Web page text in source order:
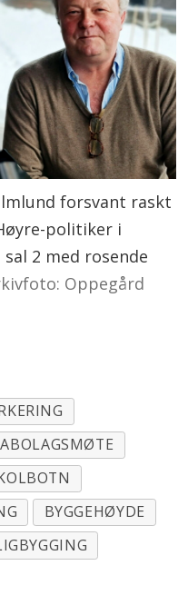
forsvant raskt
politiker i
2 med rosende
Oppegård
BYGGEHØYDE